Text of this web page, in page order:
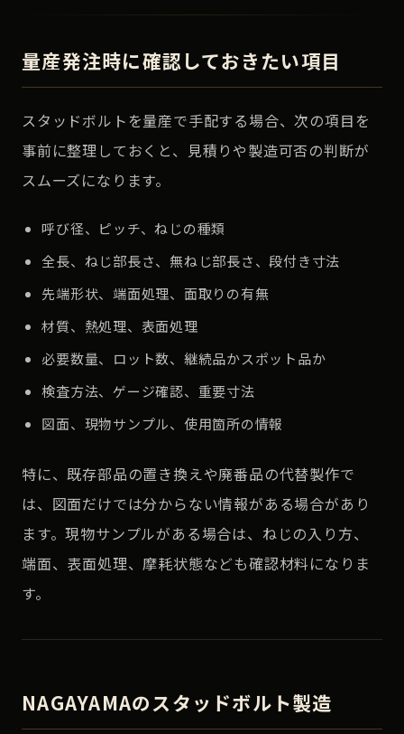
量産発注時に確認しておきたい項目
スタッドボルトを量産で手配する場合、次の項目を
事前に整理しておくと、見積りや製造可否の判断が
スムーズになります。
呼び径、ピッチ、ねじの種類
全長、ねじ部長さ、無ねじ部長さ、段付き寸法
先端形状、端面処理、面取りの有無
材質、熱処理、表面処理
必要数量、ロット数、継続品かスポット品か
検査方法、ゲージ確認、重要寸法
図面、現物サンプル、使用箇所の情報
特に、既存部品の置き換えや廃番品の代替製作で
は、図面だけでは分からない情報がある場合があり
ます。現物サンプルがある場合は、ねじの入り方、
端面、表面処理、摩耗状態なども確認材料になりま
す。
NAGAYAMAのスタッドボルト製造